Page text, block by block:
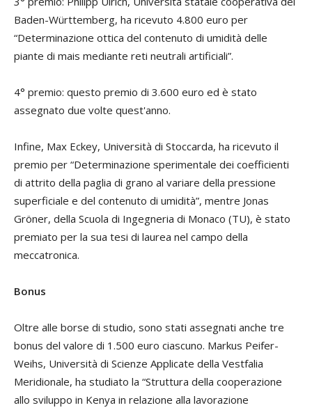
Baden-Württemberg, ha ricevuto 4.800 euro per
“Determinazione ottica del contenuto di umidità delle
piante di mais mediante reti neutrali artificiali”.
4° premio: questo premio di 3.600 euro ed è stato
assegnato due volte quest'anno.
Infine, Max Eckey, Università di Stoccarda, ha ricevuto il
premio per “Determinazione sperimentale dei coefficienti
di attrito della paglia di grano al variare della pressione
superficiale e del contenuto di umidità”, mentre Jonas
Gröner, della Scuola di Ingegneria di Monaco (TU), è stato
premiato per la sua tesi di laurea nel campo della
meccatronica.
Bonus
Oltre alle borse di studio, sono stati assegnati anche tre
bonus del valore di 1.500 euro ciascuno. Markus Peifer-
Weihs, Università di Scienze Applicate della Vestfalia
Meridionale, ha studiato la “Struttura della cooperazione
allo sviluppo in Kenya in relazione alla lavorazione